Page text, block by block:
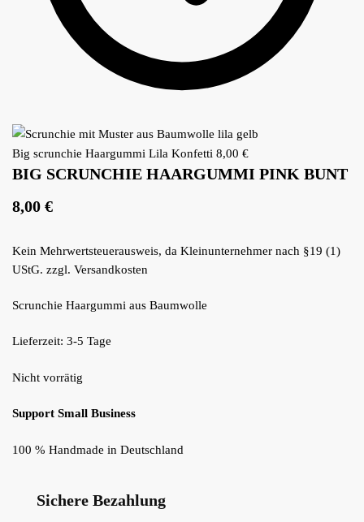
Big scrunchie Haargummi Lila Konfetti 8,00 €
BIG SCRUNCHIE HAARGUMMI PINK BUNT
8,00 €
Kein Mehrwertsteuerausweis, da Kleinunternehmer nach §19 (1)
UStG. zzgl. Versandkosten
Scrunchie Haargummi aus Baumwolle
Lieferzeit: 3-5 Tage
Nicht vorrätig
Support Small Business
100 % Handmade in Deutschland
Sichere Bezahlung